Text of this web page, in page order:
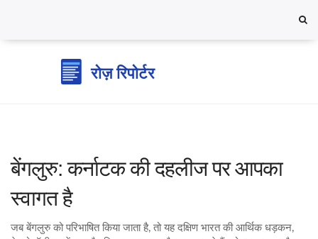
बेंगलुरु: कर्नाटक की दहलीज पर आपका
स्वागत है
जब बेंगलुरुको परिभाषित किया जाता है, तो यह दक्षिण भारत की आर्थिक धड़कन,